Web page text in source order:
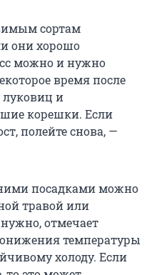
сортам
они хорошо
можно и нужно
время после
луковиц и
корешки. Если
полейте снова, —
посадками можно
травой или
отмечает
температуры
холоду. Если